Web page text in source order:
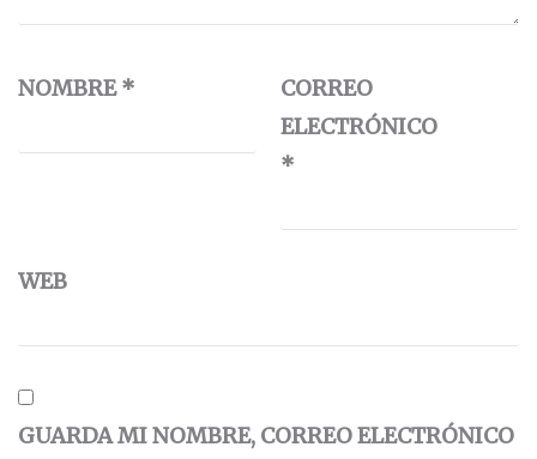
NOMBRE*
CORREO
ELECTRÓNICO
*
WEB
GUARDA MI NOMBRE, CORREO ELECTRÓNICO